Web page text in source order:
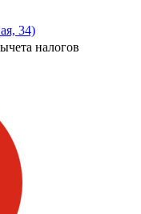
34)
налогов